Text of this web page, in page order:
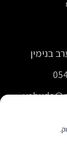
בנימין